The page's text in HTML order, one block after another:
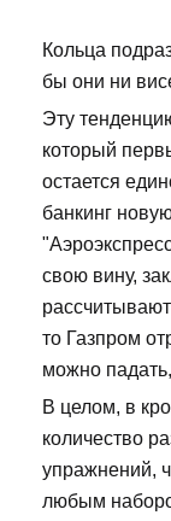
Кольца
бы они ни
Эту
который
остается
банкинг
свою вину,
то Газпром
можно
В целом, в
количество
упражнений,
любым